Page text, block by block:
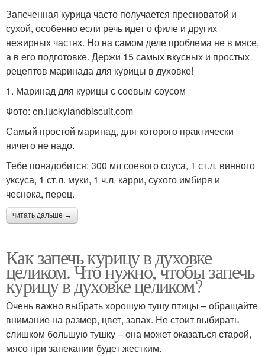
Запеченная курица часто получается пресноватой и
сухой, особенно если речь идет о филе и других
нежирных частях. Но на самом деле проблема не в мясе,
а в его подготовке. Держи 15 самых вкусных и простых
рецептов маринада для курицы в духовке!
1. Маринад для курицы с соевым соусом
Фото: en.luckylandbiscuit.com
Самый простой маринад, для которого практически
ничего не надо.
Тебе понадобится: 300 мл соевого соуса, 1 ст.л. винного
уксуса, 1 ст.л. муки, 1 ч.л. карри, сухого имбиря и
чеснока, перец.
читать дальше →
Как запечь курицу в духовке
целиком. Что нужно, чтобы запечь
курицу в духовке целиком?
Очень важно выбрать хорошую тушу птицы – обращайте
внимание на размер, цвет, запах. Не стоит выбирать
слишком большую тушку – она может оказаться старой,
мясо при запекании будет жестким.